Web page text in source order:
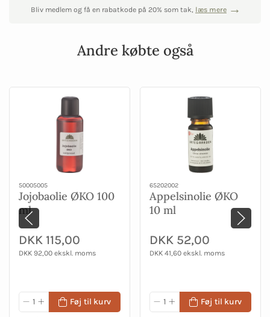
Bliv medlem og få en rabatkode på 20% som tak, læs mere
Andre købte også
50005005
Jojobaolie ØKO 100
ml
DKK 115,00
DKK 92,00 ekskl. moms
Føj til kurv
65202002
Appelsinolie ØKO
10 ml
DKK 52,00
DKK 41,60 ekskl. moms
Føj til kurv